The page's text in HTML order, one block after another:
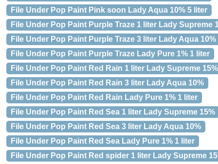
File Under Pop Paint Pink soon Lady Aqua 10% 5 liter
File Under Pop Paint Purple Traze 1 liter Lady Supreme
File Under Pop Paint Purple Traze 3 liter Lady Aqua 10%
File Under Pop Paint Purple Traze Lady Pure 1% 1 liter
File Under Pop Paint Red Rain 1 liter Lady Supreme 15%
File Under Pop Paint Red Rain 3 liter Lady Aqua 10%
File Under Pop Paint Red Rain Lady Pure 1% 1 liter
File Under Pop Paint Red Sea 1 liter Lady Supreme 15%
File Under Pop Paint Red Sea 3 liter Lady Aqua 10%
File Under Pop Paint Red Sea Lady Pure 1% 1 liter
File Under Pop Paint Red spider 1 liter Lady Supreme